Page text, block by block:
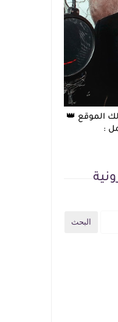
الموقع 👑
: